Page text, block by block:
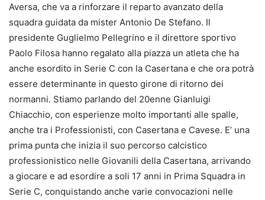
Aversa, che va a rinforzare il reparto avanzato della
squadra guidata da mister Antonio De Stefano. Il
presidente Guglielmo Pellegrino e il direttore sportivo
Paolo Filosa hanno regalato alla piazza un atleta che ha
anche esordito in Serie C con la Casertana e che ora potrà
essere determinante in questo girone di ritorno dei
normanni. Stiamo parlando del 20enne Gianluigi
Chiacchio, con esperienze molto importanti alle spalle,
anche tra i Professionisti, con Casertana e Cavese. E’ una
prima punta che inizia il suo percorso calcistico
professionistico nelle Giovanili della Casertana, arrivando
a giocare e ad esordire a soli 17 anni in Prima Squadra in
Serie C, conquistando anche varie convocazioni nelle